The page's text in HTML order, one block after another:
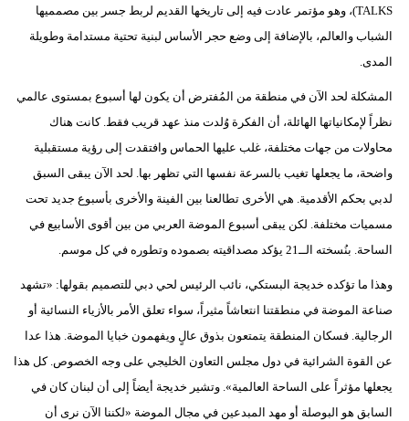
TALKS)، وهو مؤتمر عادت فيه إلى تاريخها القديم لربط جسر بين مصمميها
الشباب والعالم، بالإضافة إلى وضع حجر الأساس لبنية تحتية مستدامة وطويلة
المدى.
المشكلة لحد الآن في منطقة من المُفترض أن يكون لها أسبوع بمستوى عالمي
نظراً لإمكانياتها الهائلة، أن الفكرة وُلدت منذ عهد قريب فقط. كانت هناك
محاولات من جهات مختلفة، غلب عليها الحماس وافتقدت إلى رؤية مستقبلية
واضحة، ما يجعلها تغيب بالسرعة نفسها التي تظهر بها. لحد الآن يبقى السبق
لدبي بحكم الأقدمية. هي الأخرى تطالعنا بين الفينة والأخرى بأسبوع جديد تحت
مسميات مختلفة. لكن يبقى أسبوع الموضة العربي من بين أقوى الأسابيع في
الساحة. بنُسخته الــ21 يؤكد مصداقيته بصموده وتطوره في كل موسم.
وهذا ما تؤكده خديجة البستكي، نائب الرئيس لحي دبي للتصميم بقولها: «تشهد
صناعة الموضة في منطقتنا انتعاشاً مثيراً، سواء تعلق الأمر بالأزياء النسائية أو
الرجالية. فسكان المنطقة يتمتعون بذوق عالٍ ويفهمون خبايا الموضة. هذا عدا
عن القوة الشرائية في دول مجلس التعاون الخليجي على وجه الخصوص. كل هذا
يجعلها مؤثراً على الساحة العالمية». وتشير خديجة أيضاً إلى أن لبنان كان في
السابق هو البوصلة أو مهد المبدعين في مجال الموضة «لكننا الآن نرى أن